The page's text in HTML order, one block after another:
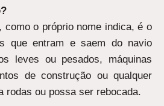
como o próprio nome indica, é o
que entram e saem do navio
leves ou pesados, máquinas
de construção ou qualquer
rodas ou possa ser rebocada.